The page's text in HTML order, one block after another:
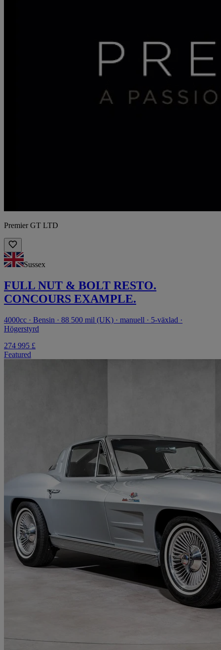
Premier GT LTD
Sussex
FULL NUT & BOLT RESTO.
CONCOURS EXAMPLE.
4000cc · Bensin · 88 500 mil (UK) · manuell · 5-växlad ·
Högerstyrd
274 995 £
Featured